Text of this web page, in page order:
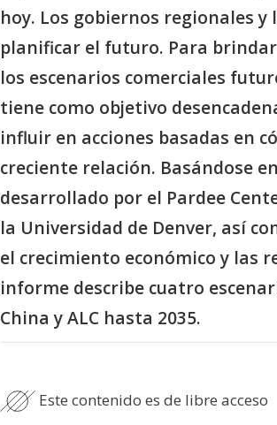
hoy. Los gobiernos regionales y
planificar el futuro. Para
los escenarios comerciales
tiene como objetivo
influir en acciones basadas en
creciente relación. Basándose
desarrollado por el Pardee
la Universidad de Denver, así
el crecimiento económico y las
informe describe cuatro
China y ALC hasta 2035.
Este contenido es de libre acceso